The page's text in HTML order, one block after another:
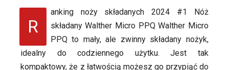
R
anking noży składanych 2024 #1 Nóż
składany Walther Micro PPQ Walther Micro
PPQ to mały, ale zwinny składany nożyk,
idealny do codziennego użytku. Jest tak
kompaktowy, że z łatwością możesz go przypiąć do